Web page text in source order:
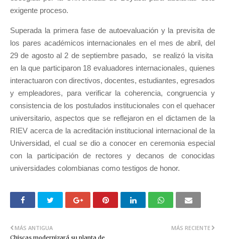
exigente proceso.
Superada la primera fase de autoevaluación y la previsita de
los pares académicos internacionales en el mes de abril, del
29 de agosto al 2 de septiembre pasado,
se realizó la visita
en la que participaron 18 evaluadores internacionales, quienes
interactuaron con directivos, docentes, estudiantes, egresados
y empleadores, para verificar la coherencia, congruencia y
consistencia de los postulados institucionales con el quehacer
universitario, aspectos que se reflejaron en el dictamen de la
RIEV acerca de la acreditación institucional internacional de la
Universidad, el cual se dio a conocer en ceremonia especial
con la participación de rectores y decanos de conocidas
universidades colombianas como testigos de honor.
MÁS RECIENTE
MÁS ANTIGUA